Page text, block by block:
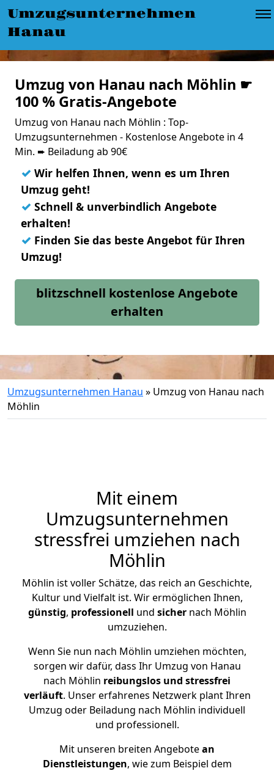
Umzugsunternehmen
Hanau
Umzug von Hanau nach Möhlin ☛
100 % Gratis-Angebote
Umzug von Hanau nach Möhlin : Top-
Umzugsunternehmen - Kostenlose Angebote in 4
Min. ➨ Beiladung ab 90€
✓ Wir helfen Ihnen, wenn es um Ihren
Umzug geht!
✓ Schnell & unverbindlich Angebote
erhalten!
✓ Finden Sie das beste Angebot für Ihren
Umzug!
blitzschnell kostenlose Angebote
erhalten
Umzugsunternehmen Hanau » Umzug von Hanau nach
Möhlin
Mit einem
Umzugsunternehmen
stressfrei umziehen nach
Möhlin
Möhlin ist voller Schätze, das reich an Geschichte,
Kultur und Vielfalt ist. Wir ermöglichen Ihnen,
günstig, professionell und sichernach Möhlin
umzuziehen.
Wenn Sie nun nach Möhlin umziehen möchten,
sorgen wir dafür, dass Ihr Umzug von Hanau
nach Möhlin reibungslos und stressfrei
verläuft. Unser erfahrenes Netzwerk plant Ihren
Umzug oder Beiladung nach Möhlin individuell
und professionell.
Mit unseren breiten Angebotean
Dienstleistungen, wie zum Beispiel dem